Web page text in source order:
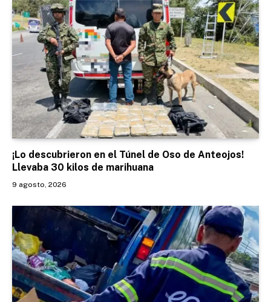
¡Lo descubrieron en el Túnel de Oso de Anteojos!
Llevaba 30 kilos de marihuana
9 agosto, 2026